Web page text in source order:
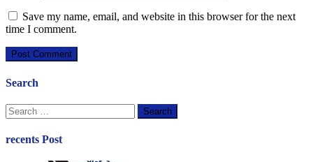
Save my name, email, and website in this browser for the next
time I comment.
Search
Search
for:
recents Post